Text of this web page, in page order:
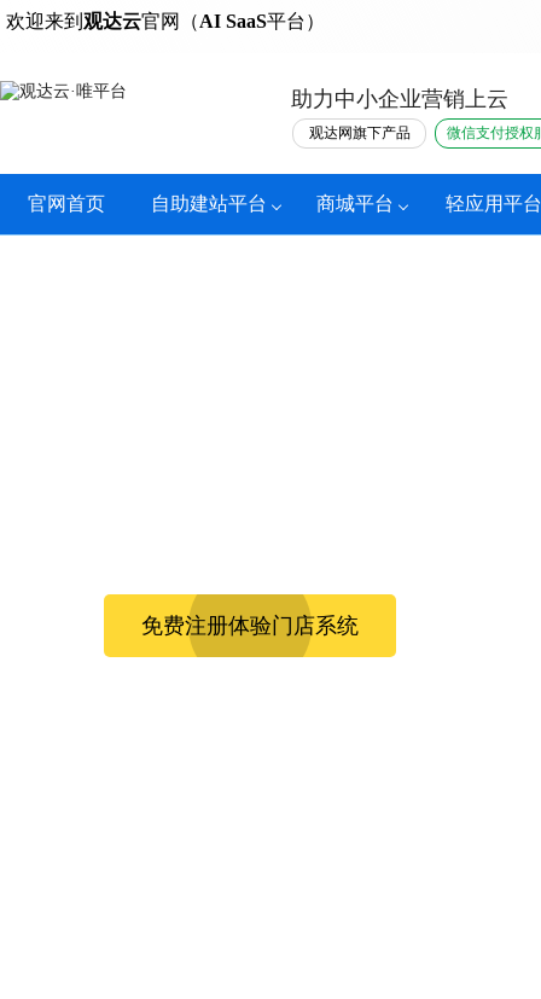
热门
欢迎来到 观达云官网（AI SaaS平台）
助力中小企业营销上云
官网首页 自助建站平台 商城平台 轻应用平台
观达网旗下产品 微信支付授权
免费注册体验门店系统